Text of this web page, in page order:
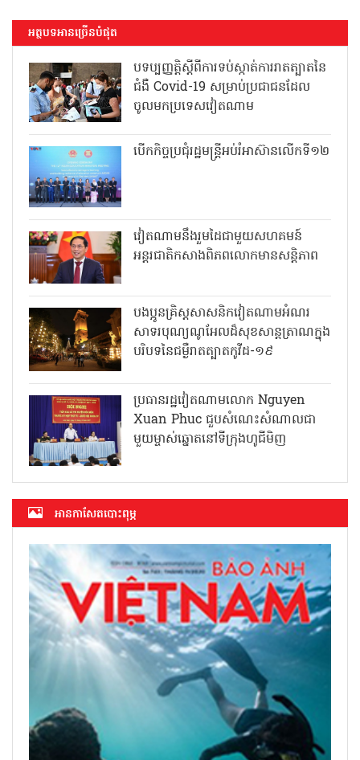
អត្ថបទអានច្រើនបំផុត
បទប្បញ្ញត្តិស្តីពីការទប់ស្កាត់ការរាតត្បាតនៃ
ជំងឺ Covid-19 សម្រាប់ប្រជាជនដែល
ចូលមកប្រទេសវៀតណាម
បើកកិច្ចប្រជុំរដ្ឋមន្ត្រីអប់រំអាស៊ានលើកទី១២
វៀតណាមនឹងរួមដៃជាមួយសហគមន៍
អន្តរជាតិកសាងពិភពលោកមានសន្តិភាព
បងប្អូនគ្រិស្តសាសនិកវៀតណាមអំណរ
សាទរបុណ្យណូអែលដ៏សុខសាន្តត្រាណក្នុង
បរិបទនៃជម្ងឺរាតត្បាតកូវីដ-១៩
ប្រធានរដ្ឋវៀតណាមលោក Nguyen
Xuan Phuc ជួបសំណេះសំណាលជា
មួយម្ចាស់ឆ្នោតនៅទីក្រុងហូជីមិញ
អាន​កាសែត​បោះពុម្ភ